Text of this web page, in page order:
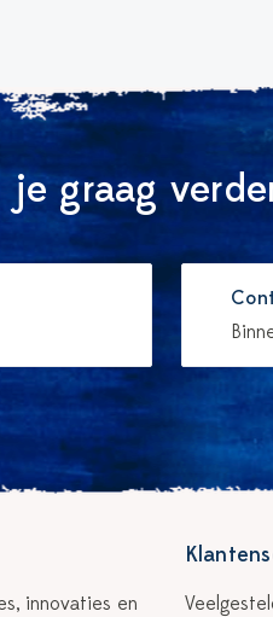
je graag
innovaties en